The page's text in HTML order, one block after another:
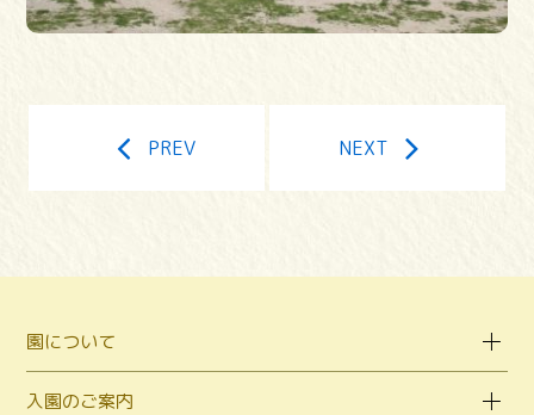
PREV NEXT
園について
入園のご案内